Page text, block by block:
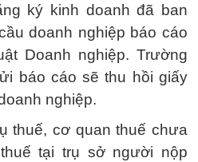
ký kinh doanh đã ban
doanh nghiệp báo cáo
Doanh nghiệp. Trường
báo cáo sẽ thu hồi giấy
nghiệp.
thuế, cơ quan thuế chưa
tại trụ sở người nộp